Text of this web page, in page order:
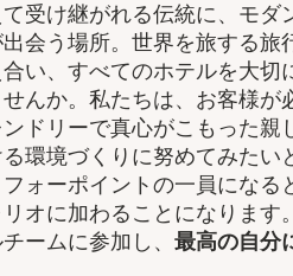
受け継がれる伝統に、モ
会う場所。世界を旅する
い、すべてのホテルを大
んか。私たちは、お客様
ドリーで真心がこもった
環境づくりに努めてみた
フォーポイントの一員にな
オに加わることになります
ームに参加し、​ 最高の自分